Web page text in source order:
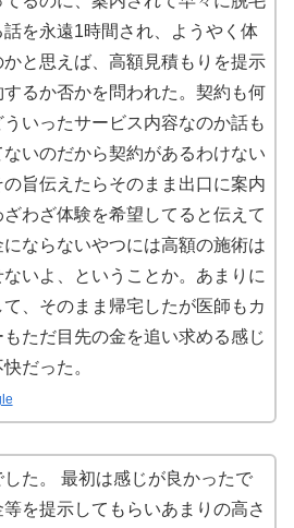
を永遠1時間され、ようやく体
と思えば、高額見積もりを提示
するか否かを問われた。契約も何
ういったサービス内容なのか話も
ないのだから契約があるわけない
の旨伝えたらそのまま出口に案内
ざわざ体験を希望してると伝えて
ならないやつには高額の施術は
いよ、ということか。あまりに
、そのまま帰宅したが医師もカ
もただ目先の金を追い求める感じ
だった。
た。 最初は感じが良かったで
を提示してもらいあまりの高さ